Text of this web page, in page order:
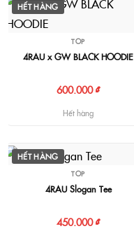
HẾT HÀNG
TOP
4RAU x GW BLACK HOODIE
600.000 ₫
Hết hàng
HẾT HÀNG
TOP
4RAU Slogan Tee
450.000 ₫